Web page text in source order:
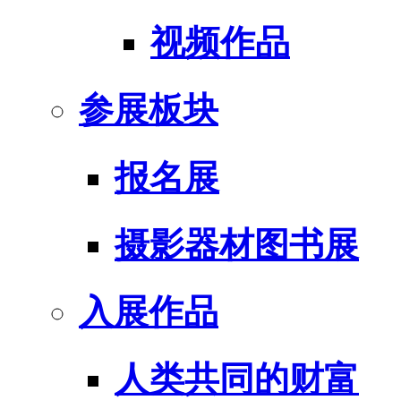
视频作品
参展板块
报名展
摄影器材图书展
入展作品
人类共同的财富